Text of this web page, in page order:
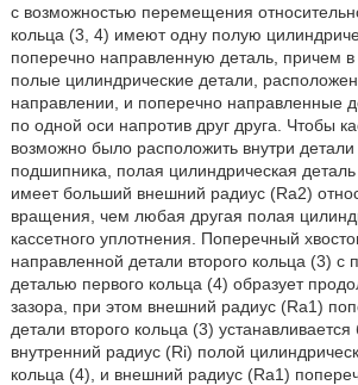
с возможностью перемещения
кольца (3, 4) имеют одну полую
поперечно направленную деталь, причем
полые цилиндрические детали,
направлении, и поперечно направленные
по одной оси напротив друг друга. Чтобы
возможно было расположить внутри
подшипника, полая цилиндрическая
имеет больший внешний радиус (Ra2)
вращения, чем любая другая полая
кассетного уплотнения. Поперечный
направленной детали второго кольца (3) с
деталью первого кольца (4) образует
зазора, при этом внешний радиус (Ra1)
детали второго кольца (3)
внутренний радиус (Ri) полой
кольца (4), и внешний радиус (Ra1)